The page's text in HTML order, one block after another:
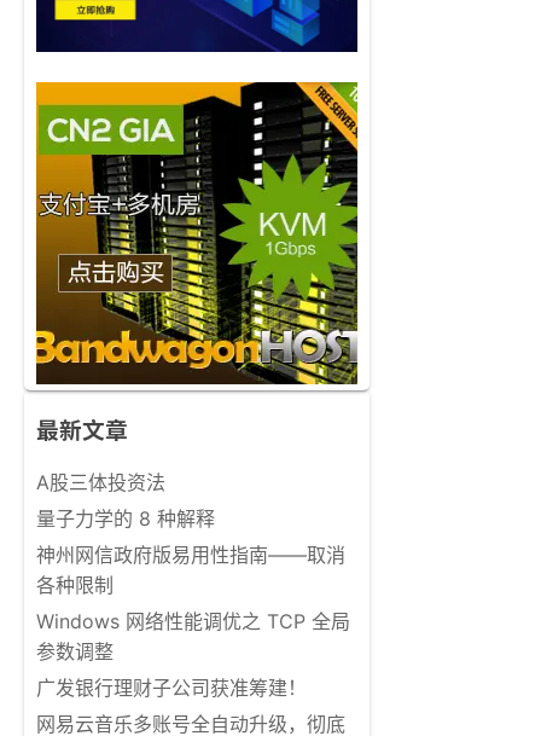
最新文章
A股三体投资法
量子力学的 8 种解释
神州网信政府版易用性指南——取消
各种限制
Windows 网络性能调优之 TCP 全局
参数调整
广发银行理财子公司获准筹建！
网易云音乐多账号全自动升级，彻底